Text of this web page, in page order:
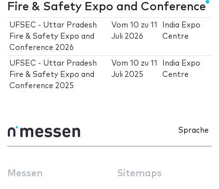
Fire & Safety Expo and Conference
UFSEC - Uttar Pradesh
Fire & Safety Expo and
Conference 2026
Vom10 zu11
Juli 2026
India Expo
Centre
UFSEC - Uttar Pradesh
Fire & Safety Expo and
Conference 2025
Vom10 zu11
Juli 2025
India Expo
Centre
Sprache
Messen Sitemaps